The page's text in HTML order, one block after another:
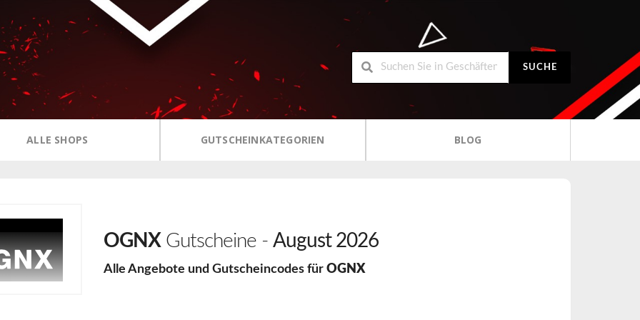
SUCHE
ALLE SHOPS GUTSCHEINKATEGORIEN BLOG
OGNX Gutscheine - August 2026
Alle Angebote und Gutscheincodes für OGNX